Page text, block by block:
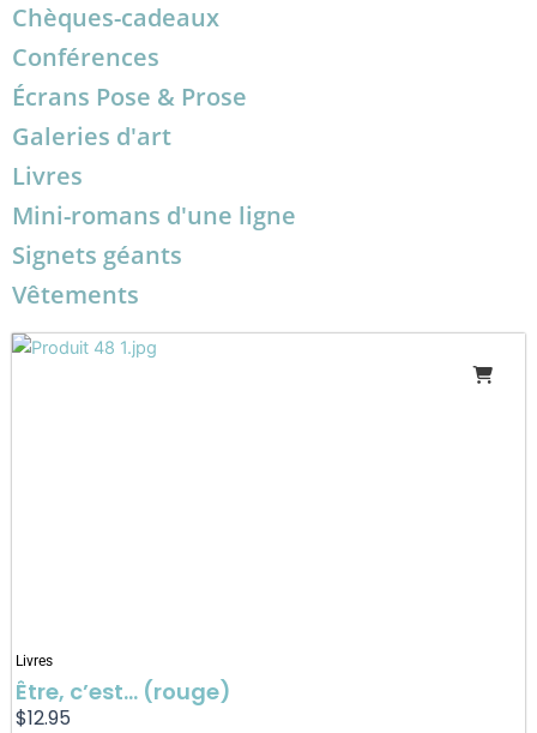
Chèques-cadeaux
Conférences
Écrans Pose & Prose
Galeries d'art
Livres
Mini-romans d'une ligne
Signets géants
Vêtements
Livres
Être, c’est… (rouge)
$12.95